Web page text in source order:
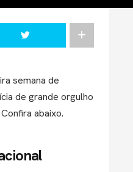
semana de
de grande orgulho
abaixo.